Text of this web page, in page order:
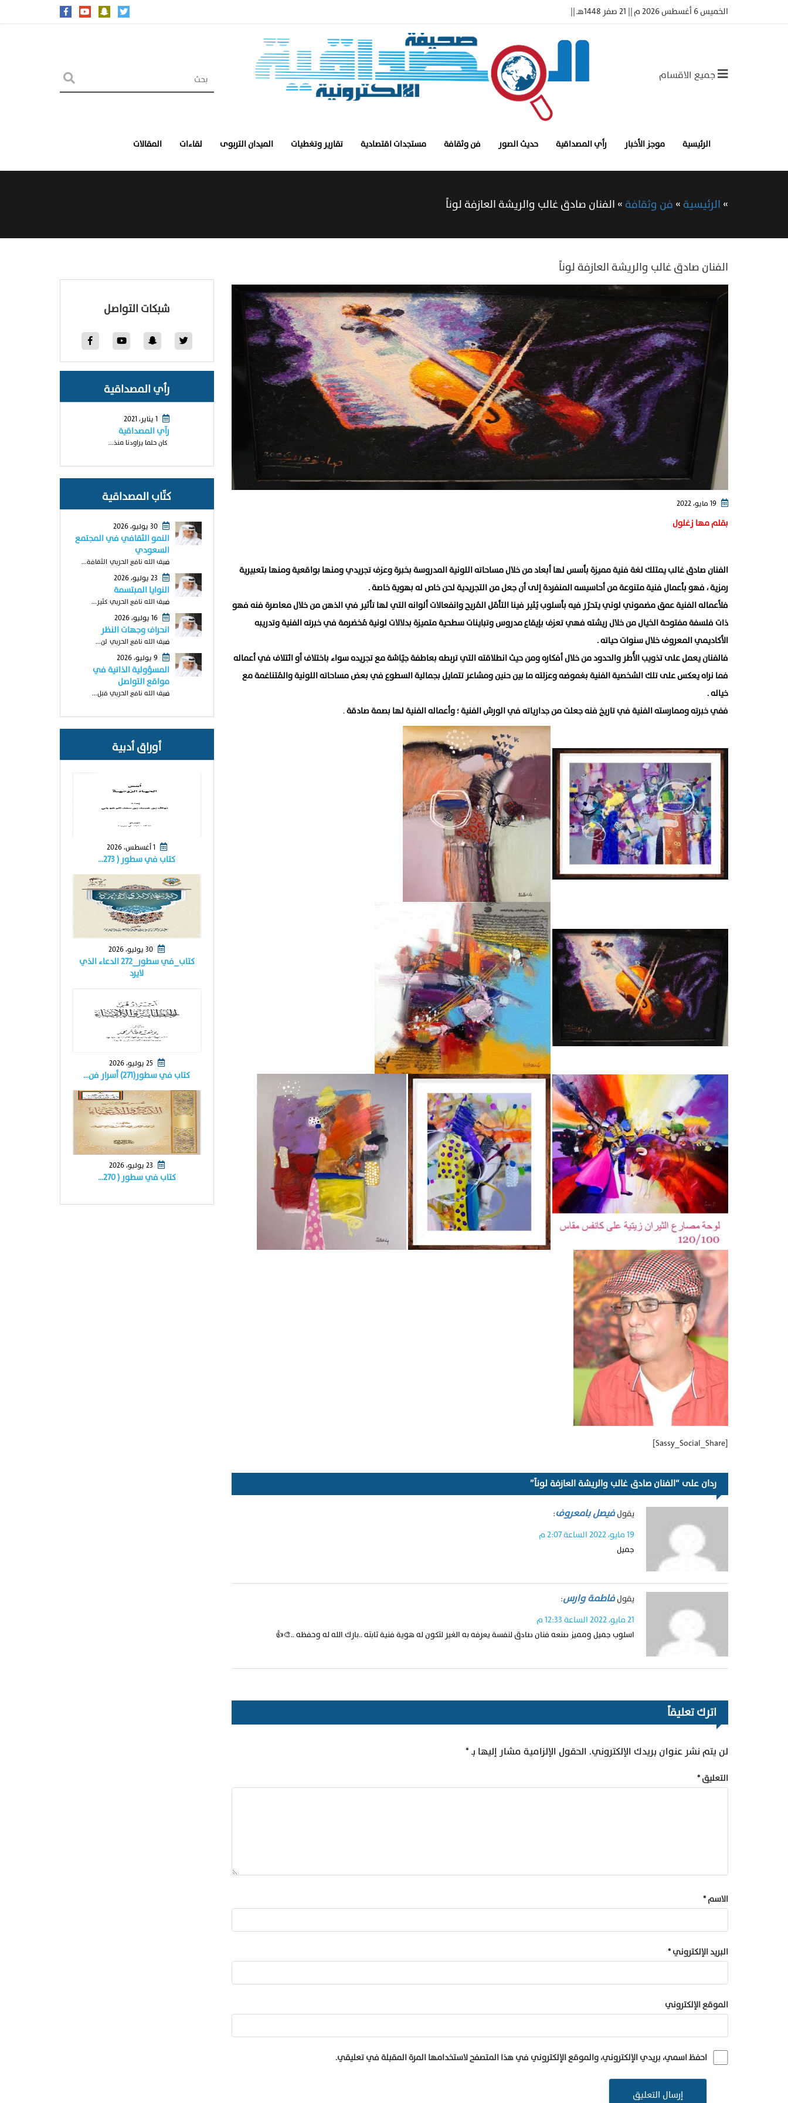
الخميس 6 أغسطس 2026 م || 21 صفر 1448هـ ||
جميع الاقسام
الرئيسية موجز الأخبار رأي المصداقية حديث الصور فن وثقافة مستجدات اقتصادية تقارير وتغطيات الميدان التربوى لقاءات المقالات
»الرئيسية»فن وثقافة»الفنان صادق غالب والريشة العازفة لوناً
الفنان صادق غالب والريشة العازفة لوناً
بقلم مها زغلول
الفنان صادق غالب يمتلك لغة فنية مميزة بأسس لها أبعاد من خلال مساحاته اللونية المدروسة بخبرة وعزف تجريدي ومنها بواقعية ومنها بتعبيرية
رمزية ، فهو بأعمال فنية متنوعة من أحاسيسه المنفردة إلى أن جعل من التجريدية لحن خاص له بهوية خاصة .
فلأعماله الفنية عمق مضموني لوني يتحرّر فيه بأسلوب يُثير فينا التأمّل المُريح وانفعالات ألوانه التي لها تأثير في الذهن من خلال معاصرة فنه فهو
ذات فلسفة مفتوحة الخيال من خلال ريشته فهي تعزف بإيقاع مدروس وتباينات سطحية متميزة بدلالات لونية مُخضرمة في خبرته الفنية وتدريبه
الأكاديمي المعروف خلال سنوات حياته .
فالفنان يعمل على تذويب الأُطر والحدود من خلال أفكاره ومن حيث انطلاقته التي تربطه بعاطفة جيّاشة مع تجريده سواء باختلاف أو ائتلاف في أعماله
فما نراه يعكس على تلك الشخصية الفنية بغموضه وعزلته ما بين حنين ومشاعر تتمايل بجمالية السطوع في بعض مساحاته اللونية والمُتناغمة مع
خياله .
ففي خبرته وممارسته الفنية في تاريخ فنه جعلت من جدارياته في الورش الفنية ؛ وأعماله الفنية لها بصمة صادقة.
[Sassy_Social_Share]
ردان على “الفنان صادق غالب والريشة العازفة لوناً”
يقولفيصل بامعروف:
19 مايو، 2022 الساعة 2:07 م
جميل
يقولفاطمة وارس:
21 مايو، 2022 الساعة 12:33 م
اسلوب جميل ومميز صنعه فنان صادق لنفسة يعرفه به الغير لتكون له هوية فنية ثابته ..بارك الله له وحفظه ..🎨👍
اترك تعليقاً
لن يتم نشر عنوان بريدك الإلكتروني. الحقول الإلزامية مشار إليها بـ*
التعليق*
الاسم*
البريد الإلكتروني*
الموقع الإلكتروني
احفظ اسمي، بريدي الإلكتروني، والموقع الإلكتروني في هذا المتصفح لاستخدامها المرة المقبلة في تعليقي.
شبكات التواصل
رأي المصداقية
رآي المصداقية
كان حلما يراودنا منذ...
كتّاب المصداقية
النمو الثقافي في المجتمع
السعودي
ضيف الله نافع الحربي الثقافة...
النوايا المبتسمة
ضيف الله نافع الحربي كثير...
انحراف وجهات النظر
ضيف الله نافع الحربي لن...
المسؤولية الذاتية في
مواقع التواصل
ضيف الله نافع الحربي قبل...
أوراق أدبية
1 أغسطس، 2026
كتاب في سطور ( ٢٧٣…
كتاب_في سطور_٢٧٢ الدعاء الذي
لايرد
كتاب في سطور(٢٧١) أسرار فن…
كتاب في سطور ( ٢٧٠…